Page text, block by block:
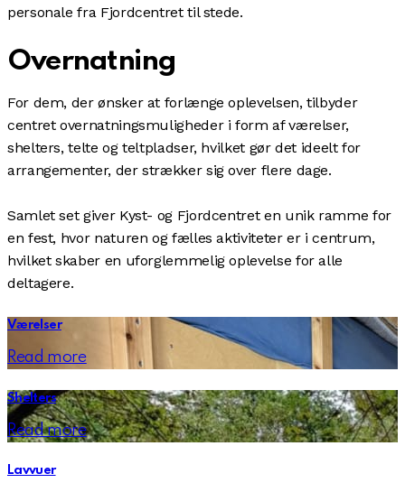
personale fra Fjordcentret til stede.
Overnatning
For dem, der ønsker at forlænge oplevelsen, tilbyder
centret overnatningsmuligheder i form af værelser,
shelters, telte og teltpladser, hvilket gør det ideelt for
arrangementer, der strækker sig over flere dage.
Samlet set giver Kyst- og Fjordcentret en unik ramme for
en fest, hvor naturen og fælles aktiviteter er i centrum,
hvilket skaber en uforglemmelig oplevelse for alle
deltagere.
Værelser
Read more
Shelters
Read more
Lavvuer